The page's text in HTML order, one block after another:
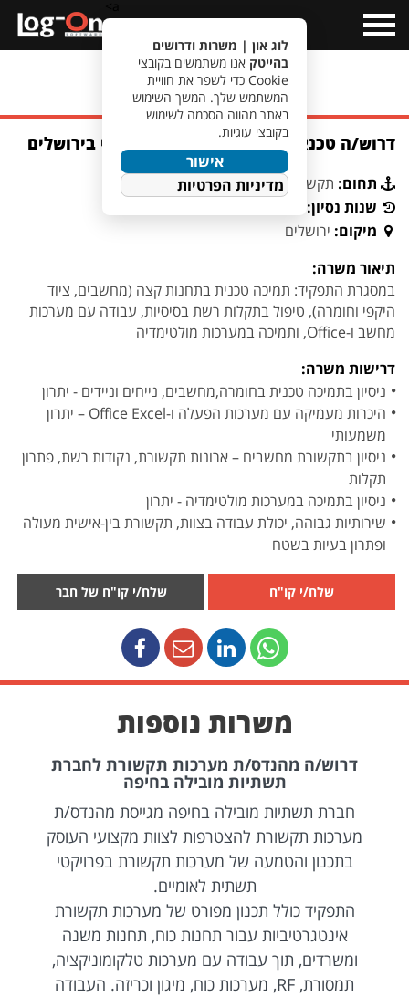
Menu
מעבר לחיפוש משרות
דרוש/ה טכנאי/ת מחשבים לגוף ממשלתי בירושלים
תחום: תקשורת
שנות נסיון:
מיקום: ירושלים
תיאור משרה:
במסגרת התפקיד: תמיכה טכנית בתחנות קצה (מחשבים, ציוד
היקפי וחומרה), טיפול בתקלות רשת בסיסיות, עבודה עם מערכות
מחשב ו-Office, ותמיכה במערכות מולטימדיה
דרישות משרה:
ניסיון בתמיכה טכנית בחומרה,מחשבים, נייחים וניידים - יתרון
היכרות מעמיקה עם מערכות הפעלה ו-Office Excel – יתרון
משמעותי
ניסיון בתקשורת מחשבים – ארונות תקשורת, נקודות רשת, פתרון
תקלות
ניסיון בתמיכה במערכות מולטימדיה - יתרון
שירותיות גבוהה, יכולת עבודה בצוות, תקשורת בין-אישית מעולה
ופתרון בעיות בשטח
שלח/י קו"ח שלח/י קו"ח של חבר
משרות נוספות
דרוש/ה מהנדס/ת מערכות תקשורת לחברת
תשתיות מובילה בחיפה
חברת תשתיות מובילה בחיפה מגייסת מהנדס/ת
מערכות תקשורת להצטרפות לצוות מקצועי העוסק
בתכנון והטמעה של מערכות תקשורת בפרויקטי
תשתית לאומיים.
התפקיד כולל תכנון מפורט של מערכות תקשורת
אינטגרטיביות עבור תחנות כוח, תחנות משנה
ומשרדים, תוך עבודה עם מערכות טלקומוניקציה,
תמסורת, RF, מערכות כוח, מיגון וכריזה. העבודה
לוג און | משרות ודרושים
בהייטק אנו משתמשים בקובצי
Cookie כדי לשפר את חוויית
המשתמש שלך. המשך השימוש
באתר מהווה הסכמה לשימוש
בקובצי עוגיות.
אישור
מדיניות הפרטיות